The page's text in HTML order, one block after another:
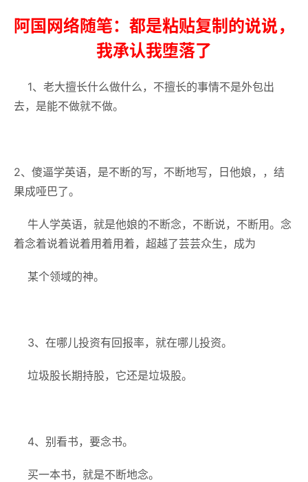
阿国网络随笔：都是粘贴复制的说说，
我承认我堕落了
1、老大擅长什么做什么，不擅长的事情不是外包出
去，是能不做就不做。
2、傻逼学英语，是不断的写，不断地写，日他娘，，结
果成哑巴了。
牛人学英语，就是他娘的不断念，不断说，不断用。念
着念着说着说着用着用着，超越了芸芸众生，成为
某个领域的神。
3、在哪儿投资有回报率，就在哪儿投资。
垃圾股长期持股，它还是垃圾股。
4、别看书，要念书。
买一本书，就是不断地念。